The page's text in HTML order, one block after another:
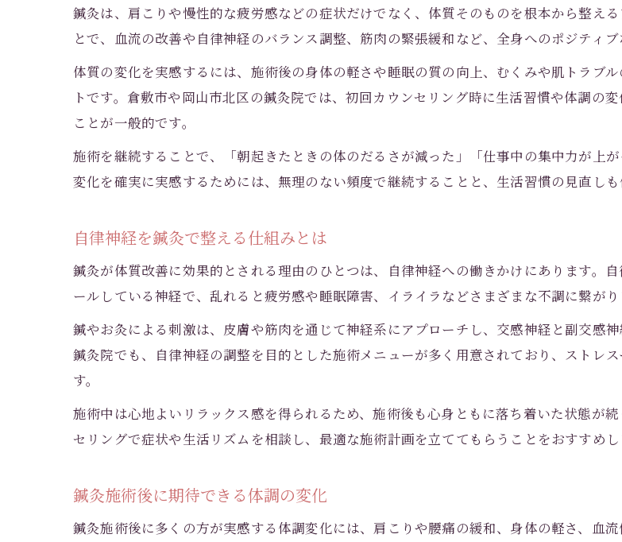
体質変化を促す鍼灸の選び方の
鍼灸院選びで重視する安心ポイ
自律神経から整う鍼灸の特徴と魅力
自律神経バランスを鍼灸で整え
体質を変える鍼灸の自律神経ア
日常生活で感じる鍼灸の変化と
女性が安心できる鍼灸院の選び
鍼灸で女性の体質変化をサポー
痛みが少ない鍼灸施術の特徴と
女性向け鍼灸が人気の理由を解
鍼灸と整体の違いをやさしく解説
鍼灸と整体の主な違いと適応症
整体と鍼灸の併用で得られるメ
鍼灸は、肩こりや慢性的な疲労感などの症状だけでなく、体質そのものを根本から整え
とで、血流の改善や自律神経のバランス調整、筋肉の緊張緩和など、全身へのポジティブ
体質の変化を実感するには、施術後の身体の軽さや睡眠の質の向上、むくみや肌トラブ
トです。倉敷市や岡山市北区の鍼灸院では、初回カウンセリング時に生活習慣や体調の
ことが一般的です。
施術を継続することで、「朝起きたときの体のだるさが減った」「仕事中の集中力が上
変化を確実に実感するためには、無理のない頻度で継続することと、生活習慣の見直しも
自律神経を鍼灸で整える仕組みとは
鍼灸が体質改善に効果的とされる理由のひとつは、自律神経への働きかけにあります。
ールしている神経で、乱れると疲労感や睡眠障害、イライラなどさまざまな不調に繋がり
鍼やお灸による刺激は、皮膚や筋肉を通じて神経系にアプローチし、交感神経と副交感
鍼灸院でも、自律神経の調整を目的とした施術メニューが多く用意されており、ストレ
す。
施術中は心地よいリラックス感を得られるため、施術後も心身ともに落ち着いた状態が
セリングで症状や生活リズムを相談し、最適な施術計画を立ててもらうことをおすすめし
鍼灸施術後に期待できる体調の変化
鍼灸施術後に多くの方が実感する体調変化には、肩こりや腰痛の緩和、身体の軽さ、血